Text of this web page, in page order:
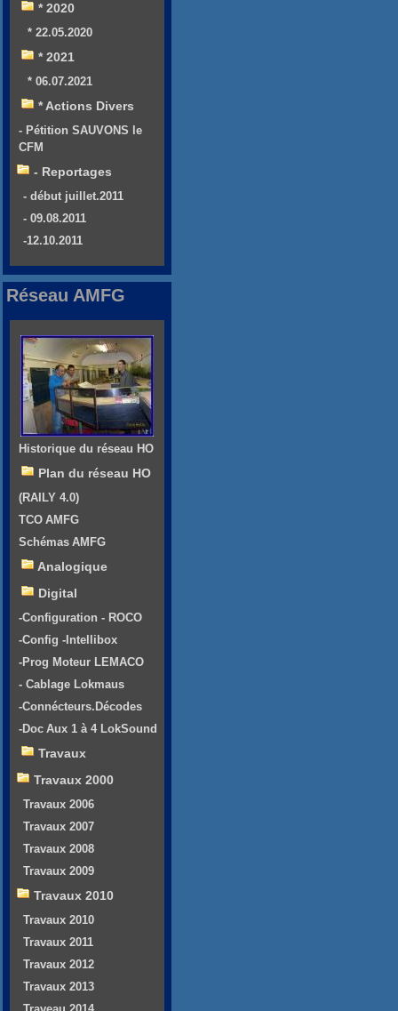
* 2020
* 22.05.2020
* 2021
* 06.07.2021
* Actions Divers
- Pétition SAUVONS le
CFM
- Reportages
- début juillet.2011
- 09.08.2011
-12.10.2011
Réseau AMFG
Historique du réseau HO
Plan du réseau HO
(RAILY 4.0)
TCO AMFG
Schémas AMFG
Analogique
Digital
-Configuration - ROCO
-Config -Intellibox
-Prog Moteur LEMACO
- Cablage Lokmaus
-Connécteurs.Décodes
-Doc Aux 1 à 4 LokSound
Travaux
Travaux 2000
Travaux 2006
Travaux 2007
Travaux 2008
Travaux 2009
Travaux 2010
Travaux 2010
Travaux 2011
Travaux 2012
Travaux 2013